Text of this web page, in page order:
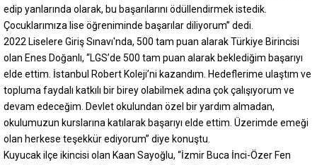
edip yanlarında olarak, bu başarılarını ödüllendirmek istedik.
Çocuklarımıza lise öğreniminde başarılar diliyorum” dedi.
2022 Liselere Giriş Sınavı'nda, 500 tam puan alarak Türkiye Birincisi
olan Enes Doğanlı, “LGS’de 500 tam puan alarak beklediğim başarıyı
elde ettim. İstanbul Robert Koleji’ni kazandım. Hedeflerime ulaştım ve
topluma faydalı katkılı bir birey olabilmek adına çok çalışıyorum ve
devam edeceğim. Devlet okulundan özel bir yardım almadan,
okulumuzun kurslarına katılarak başarıyı elde ettim. Üzerimde emeği
olan herkese teşekkür ediyorum” diye konuştu.
Kuyucak ilçe ikincisi olan Kaan Sayoğlu, “İzmir Buca İnci-Özer Fen